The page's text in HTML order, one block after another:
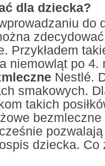
dla dziecka?
do
Przykładem
niemowląt po 4.
Nestlé.
smakowych.
takich
dziecka.